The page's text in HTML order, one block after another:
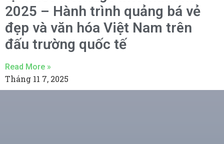
2025 – Hành trình quảng bá vẻ
đẹp và văn hóa Việt Nam trên
đấu trường quốc tế
Read More »
Tháng 11 7, 2025